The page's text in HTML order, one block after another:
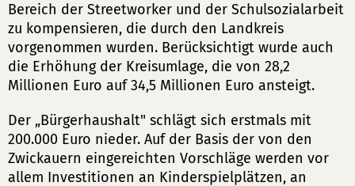
Bereich der Streetworker und der Schulsozialarbeit
zu kompensieren, die durch den Landkreis
vorgenommen wurden. Berücksichtigt wurde auch
die Erhöhung der Kreisumlage, die von 28,2
Millionen Euro auf 34,5 Millionen Euro ansteigt.
Der „Bürgerhaushalt" schlägt sich erstmals mit
200.000 Euro nieder. Auf der Basis der von den
Zwickauern eingereichten Vorschläge werden vor
allem Investitionen an Kinderspielplätzen, an